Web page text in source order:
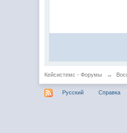
Кейсистемс - Форумы →
Русский Справка